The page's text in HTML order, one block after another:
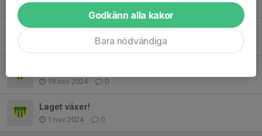
15 jan 2025 0
Seger i första matchen
0
19 nov 2024 0
Laget växer!
1 nov 2024 0
Godkänn alla kakor
Bara nödvändiga